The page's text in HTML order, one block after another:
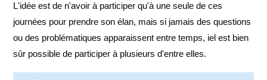
L'idée est de n'avoir à participer qu'à une seule de ces
journées pour prendre son élan, mais si jamais des questions
ou des problématiques apparaissent entre temps, iel est bien
sûr possible de participer à plusieurs d'entre elles.